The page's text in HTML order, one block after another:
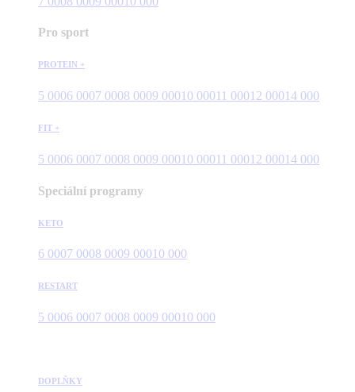
Pro sport
PROTEIN +
5 0006 0007 0008 0009 00010 00011 00012 00014 000
FIT +
5 0006 0007 0008 0009 00010 00011 00012 00014 000
Speciální programy
KETO
6 0007 0008 0009 00010 000
RESTART
5 0006 0007 0008 0009 00010 000
DOPLŇKY